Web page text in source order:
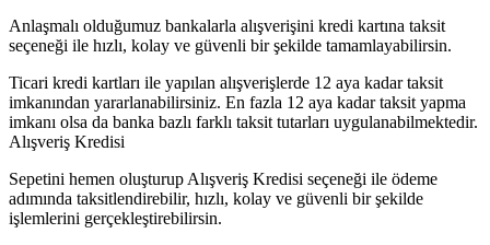
Anlaşmalı olduğumuz bankalarla alışverişini kredi kartına taksit
seçeneği ile hızlı, kolay ve güvenli bir şekilde tamamlayabilirsin.
Ticari kredi kartları ile yapılan alışverişlerde 12 aya kadar taksit
imkanından yararlanabilirsiniz. En fazla 12 aya kadar taksit yapma
imkanı olsa da banka bazlı farklı taksit tutarları uygulanabilmektedir.
Alışveriş Kredisi
Sepetini hemen oluşturup Alışveriş Kredisi seçeneği ile ödeme
adımında taksitlendirebilir, hızlı, kolay ve güvenli bir şekilde
işlemlerini gerçekleştirebilirsin.